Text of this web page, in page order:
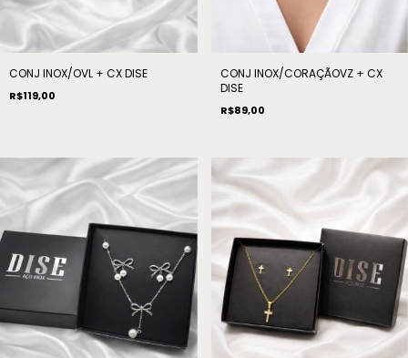
CONJ INOX/OVL + CX DISE
R$119,00
CONJ INOX/CORAÇÃOVZ + CX
DISE
R$89,00